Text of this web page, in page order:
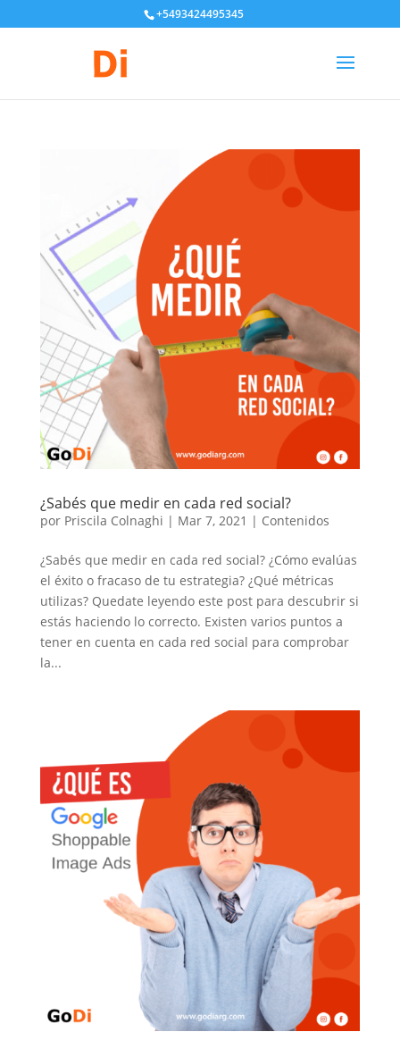
+5493424495345
¿Sabés que medir en cada red social?
por Priscila Colnaghi | Mar 7, 2021 | Contenidos
¿Sabés que medir en cada red social? ¿Cómo evalúas
el éxito o fracaso de tu estrategia? ¿Qué métricas
utilizas? Quedate leyendo este post para descubrir si
estás haciendo lo correcto. Existen varios puntos a
tener en cuenta en cada red social para comprobar
la...